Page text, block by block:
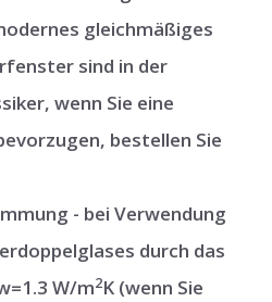
gleichmäßiges
sind in der
wenn Sie eine
bestellen Sie
- bei Verwendung
durch das
W/m2K (wenn Sie